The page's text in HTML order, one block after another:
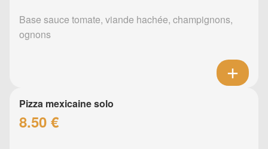
Base sauce tomate, viande hachée, champignons,
ognons
Pizza mexicaine solo
8.50 €